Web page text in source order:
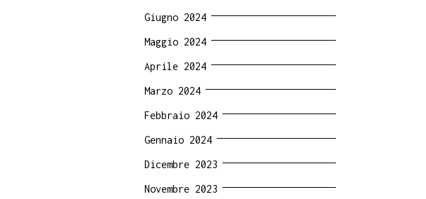
Giugno 2024
Maggio 2024
Aprile 2024
Marzo 2024
Febbraio 2024
Gennaio 2024
Dicembre 2023
Novembre 2023